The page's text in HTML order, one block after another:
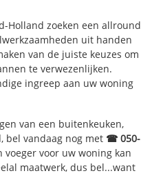
Holland zoeken een allround
uit handen
van de juiste keuzes om
te verwezenlijken.
ingreep aan uw woning
van een buitenkeuken,
bel vandaag nog met ☎ 050-
voor uw woning kan
maatwerk, dus bel...want